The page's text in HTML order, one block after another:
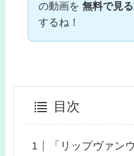
の動画を無料で見
するね！
目次
「リップヴァン